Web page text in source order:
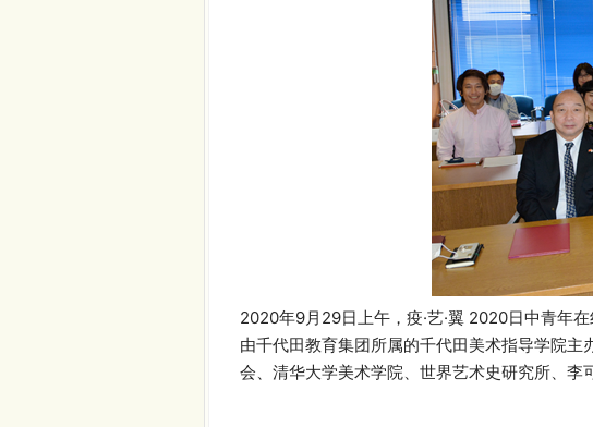
2020年9月29日上午，疫·艺·翼 2020日中青年
由千代田教育集团所属的千代田美术指导学院
会、清华大学美术学院、世界艺术史研究所、李